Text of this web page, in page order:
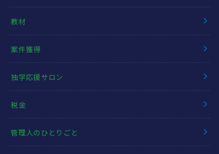
教材
案件獲得
独学応援サロン
税金
管理人のひとりごと